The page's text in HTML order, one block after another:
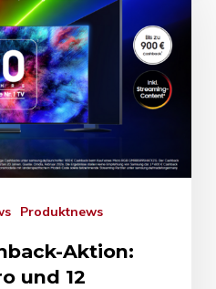
Produktnews
Aktion:
und 12